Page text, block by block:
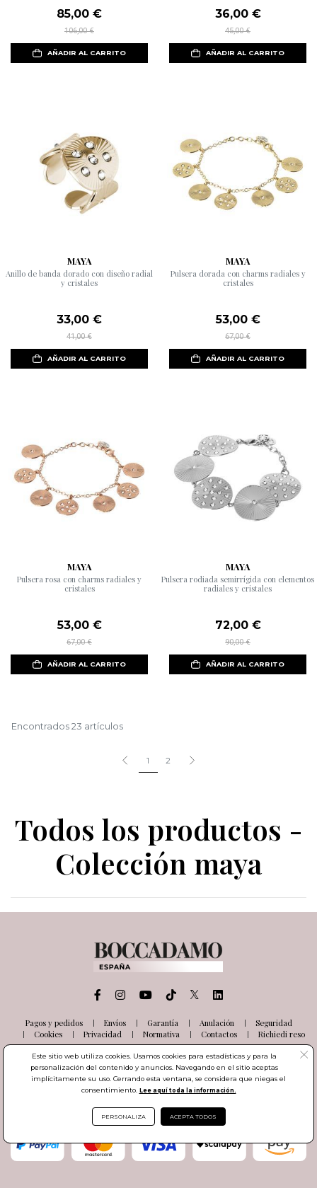
85,00 €
106,00 €
AÑADIR AL CARRITO
36,00 €
45,00 €
AÑADIR AL CARRITO
MAYA
Anillo de banda dorado con diseño radial
y cristales
33,00 €
41,00 €
AÑADIR AL CARRITO
MAYA
Pulsera dorada con charms radiales y
cristales
53,00 €
67,00 €
AÑADIR AL CARRITO
MAYA
Pulsera rosa con charms radiales y
cristales
53,00 €
67,00 €
AÑADIR AL CARRITO
MAYA
Pulsera rodiada semirrígida con elementos
radiales y cristales
72,00 €
90,00 €
AÑADIR AL CARRITO
Encontrados 23 artículos
1 2
Todos los productos -
Colección maya
Pagos y pedidos Envíos Garantía Anulación
Seguridad
Cookies
Privacidad Normativa Contactos Richiedi reso
© BOCCADAMO S.r.l.
Via delle Industrie, 26
03100 Frosinone (FR) Italia
Este sitio web utiliza cookies. Usamos cookies para estadísticas y para la
personalización del contenido y anuncios. Navegando en el sitio aceptas
implícitamente su uso. Cerrando esta ventana, se considera que niegas el
consentimiento. Lee aquí toda la información.
PERSONALIZA ACEPTA TODOS